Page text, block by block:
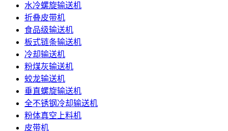
水冷螺旋输送机
折叠皮带机
食品级输送机
板式链条输送机
冷却输送机
粉煤灰输送机
蛟龙输送机
垂直螺旋输送机
全不锈钢冷却输送机
粉体真空上料机
皮带机